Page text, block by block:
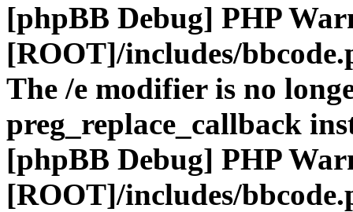
[phpBB Debug] PHP
[ROOT]/includes/
The /e modifier is no
preg_replace_callback
[phpBB Debug] PHP
[ROOT]/includes/